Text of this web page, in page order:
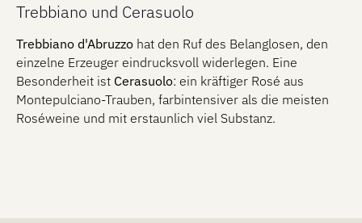
Trebbiano und Cerasuolo
Trebbiano d'Abruzzo hat den Ruf des Belanglosen, den
einzelne Erzeuger eindrucksvoll widerlegen. Eine
Besonderheit ist Cerasuolo: ein kräftiger Rosé aus
Montepulciano-Trauben, farbintensiver als die meisten
Roséweine und mit erstaunlich viel Substanz.